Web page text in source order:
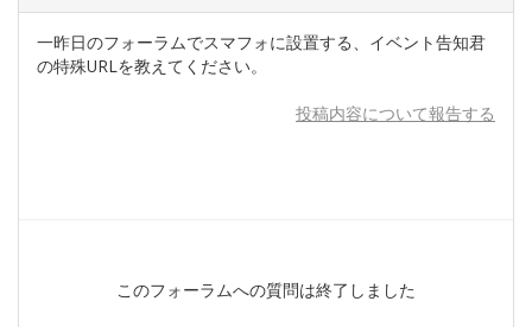
一昨日のフォーラムでスマフォに設置する、イベント告知君
の特殊URLを教えてください。
投稿内容について報告する
このフォーラムへの質問は終了しました